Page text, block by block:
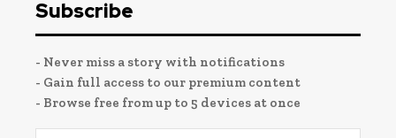
Subscribe
- Never miss a story with notifications
- Gain full access to our premium content
- Browse free from up to 5 devices at once